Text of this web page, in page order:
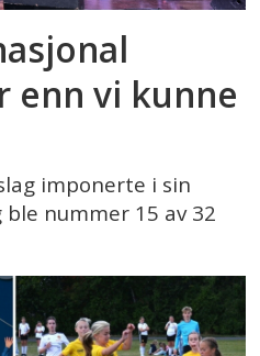
enn vi kunne
imponerte i sin
nummer 15 av 32